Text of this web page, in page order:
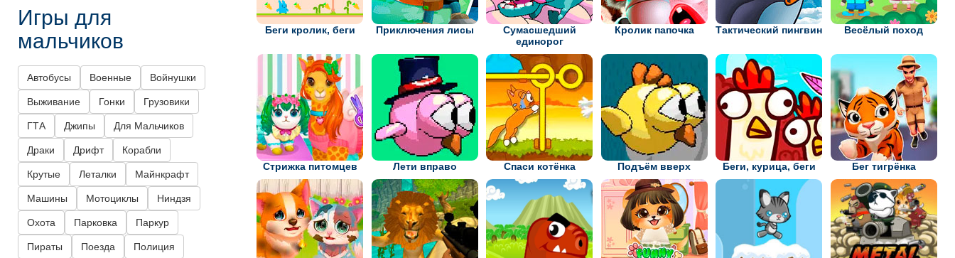
Беги кролик, беги Приключения лисы
Сумасшедший
единорог
Кролик папочка Тактический пингвин Весёлый поход
Стрижка питомцев Лети вправо Спаси котёнка Подъём вверх Беги, курица, беги Бег тигрёнка
Игры для
мальчиков
Автобусы Военные Войнушки
Выживание Гонки Грузовики
ГТА Джипы Для Мальчиков
Драки Дрифт Корабли
Крутые Леталки Майнкрафт
Машины Мотоциклы Ниндзя
Охота Парковка Паркур
Пираты Поезда Полиция